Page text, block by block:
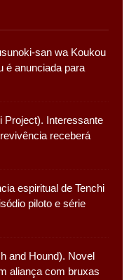
san wa Koukou
é anunciada para
Project). Interessante
receberá
espiritual de Tenchi
piloto e série
and Hound). Novel
aliança com bruxas